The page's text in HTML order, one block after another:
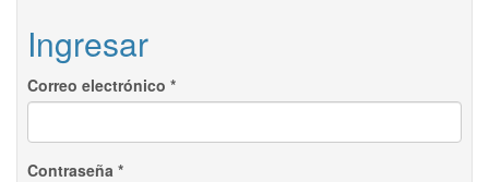
Ingresar
Correo electrónico *
Contraseña *